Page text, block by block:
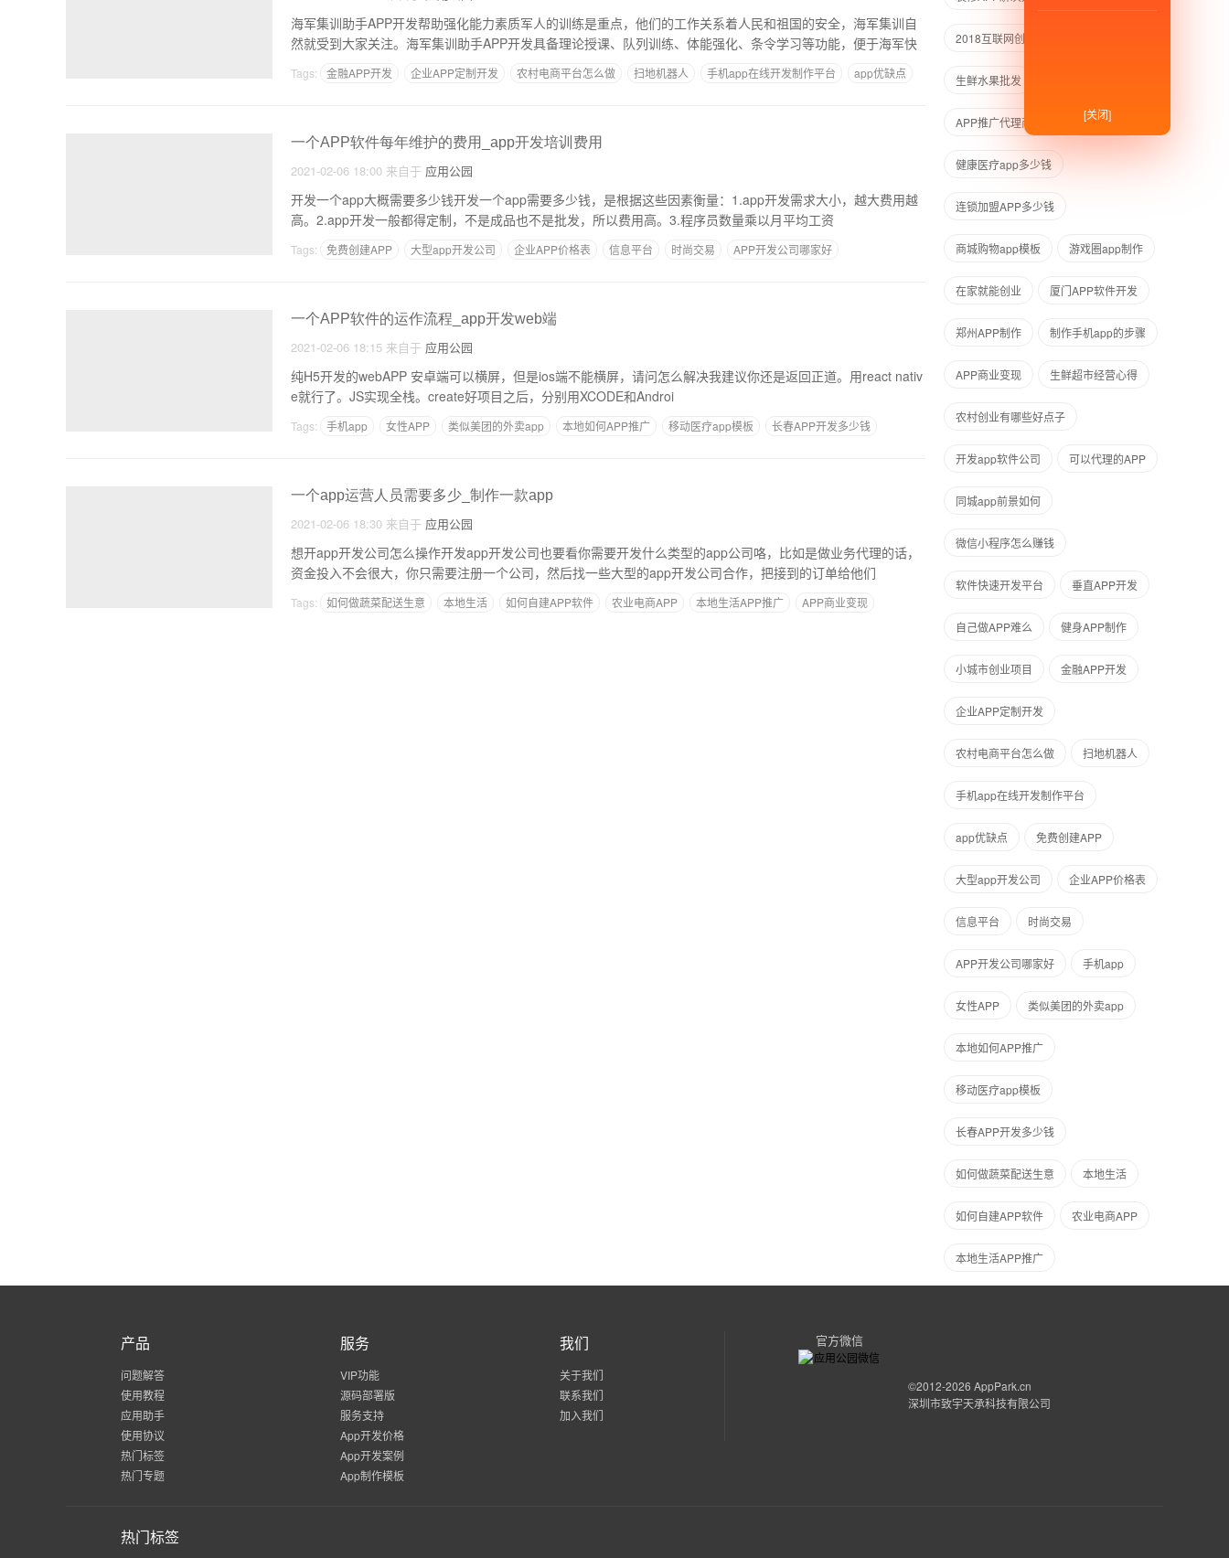
海军集训助手APP开发帮助强化能力素质军人的训练是重点，他们的工作关系着人民和祖国的安全，海军集训自
然就受到大家关注。海军集训助手APP开发具备理论授课、队列训练、体能强化、条令学习等功能，便于海军快
Tags: 金融APP开发 企业APP定制开发 农村电商平台怎么做 扫地机器人 手机app在线开发制作平台 app优缺点
一个APP软件每年维护的费用_app开发培训费用
2021-02-06 18:00 来自于 应用公园
开发一个app大概需要多少钱开发一个app需要多少钱，是根据这些因素衡量：1.app开发需求大小，越大费用越
高。2.app开发一般都得定制，不是成品也不是批发，所以费用高。3.程序员数量乘以月平均工资
Tags: 免费创建APP 大型app开发公司 企业APP价格表 信息平台 时尚交易 APP开发公司哪家好
一个APP软件的运作流程_app开发web端
2021-02-06 18:15 来自于 应用公园
纯H5开发的webAPP 安卓端可以横屏，但是ios端不能横屏，请问怎么解决我建议你还是返回正道。用react nativ
e就行了。JS实现全栈。create好项目之后，分别用XCODE和Androi
Tags: 手机app 女性APP 类似美团的外卖app 本地如何APP推广 移动医疗app模板 长春APP开发多少钱
一个app运营人员需要多少_制作一款app
2021-02-06 18:30 来自于 应用公园
想开app开发公司怎么操作开发app开发公司也要看你需要开发什么类型的app公司咯，比如是做业务代理的话，
资金投入不会很大，你只需要注册一个公司，然后找一些大型的app开发公司合作，把接到的订单给他们
Tags: 如何做蔬菜配送生意 本地生活 如何自建APP软件 农业电商APP 本地生活APP推广 APP商业变现
2018互联网创业
生鲜水果批发
APP推广代理商招募 手机程序
健康医疗app多少钱
连锁加盟APP多少钱
商城购物app模板 游戏圈app制作
在家就能创业 厦门APP软件开发
郑州APP制作 制作手机app的步骤
APP商业变现 生鲜超市经营心得
农村创业有哪些好点子
开发app软件公司 可以代理的APP
同城app前景如何
微信小程序怎么赚钱
软件快速开发平台 垂直APP开发
自己做APP难么 健身APP制作
小城市创业项目 金融APP开发
企业APP定制开发
农村电商平台怎么做 扫地机器人
手机app在线开发制作平台
app优缺点 免费创建APP
大型app开发公司 企业APP价格表
信息平台 时尚交易
APP开发公司哪家好 手机app
女性APP 类似美团的外卖app
本地如何APP推广
移动医疗app模板
长春APP开发多少钱
如何做蔬菜配送生意 本地生活
如何自建APP软件 农业电商APP
本地生活APP推广
产品
问题解答
使用教程
应用助手
使用协议
热门标签
热门专题
服务
VIP功能
源码部署版
服务支持
App开发价格
App开发案例
App制作模板
我们
关于我们
联系我们
加入我们
官方微信
©2012-2026 AppPark.cn
深圳市致宇天承科技有限公司
热门标签
[关闭]